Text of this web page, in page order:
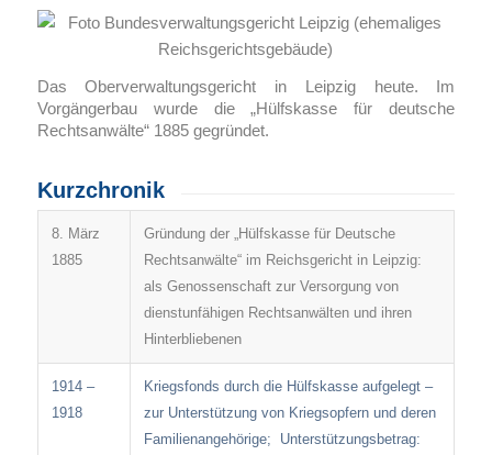
Das Oberverwaltungsgericht in Leipzig heute. Im
Vorgängerbau wurde die „Hülfskasse für deutsche
Rechtsanwälte“ 1885 gegründet.
Kurzchronik
8. März
1885
Gründung der „Hülfskasse für Deutsche
Rechtsanwälte“ im Reichsgericht in Leipzig:
als Genossenschaft zur Versorgung von
dienstunfähigen Rechtsanwälten und ihren
Hinterbliebenen
1914 –
1918
Kriegsfonds durch die Hülfskasse aufgelegt –
zur Unterstützung von Kriegsopfern und deren
Familienangehörige; Unterstützungsbetrag: